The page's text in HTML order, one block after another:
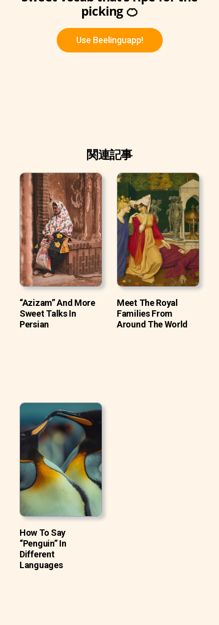
picking 🍊
Use Beelinguapp!
関連記事
“Azizam” And More
Sweet Talks In
Persian
Meet The Royal
Families From
Around The World
How To Say
“Penguin” In
Different
Languages